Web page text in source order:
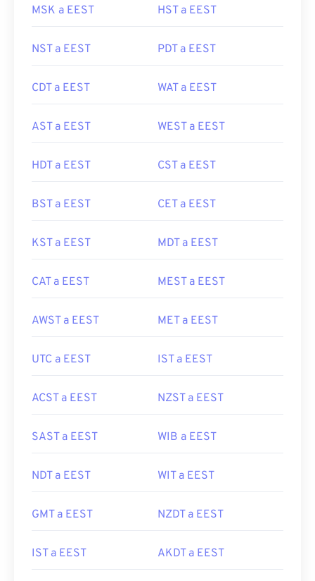
MSK a EEST HST a EEST
NST a EEST PDT a EEST
CDT a EEST WAT a EEST
AST a EEST WEST a EEST
HDT a EEST CST a EEST
BST a EEST CET a EEST
KST a EEST MDT a EEST
CAT a EEST MEST a EEST
AWST a EEST MET a EEST
UTC a EEST IST a EEST
ACST a EEST NZST a EEST
SAST a EEST WIB a EEST
NDT a EEST WIT a EEST
GMT a EEST NZDT a EEST
IST a EEST AKDT a EEST